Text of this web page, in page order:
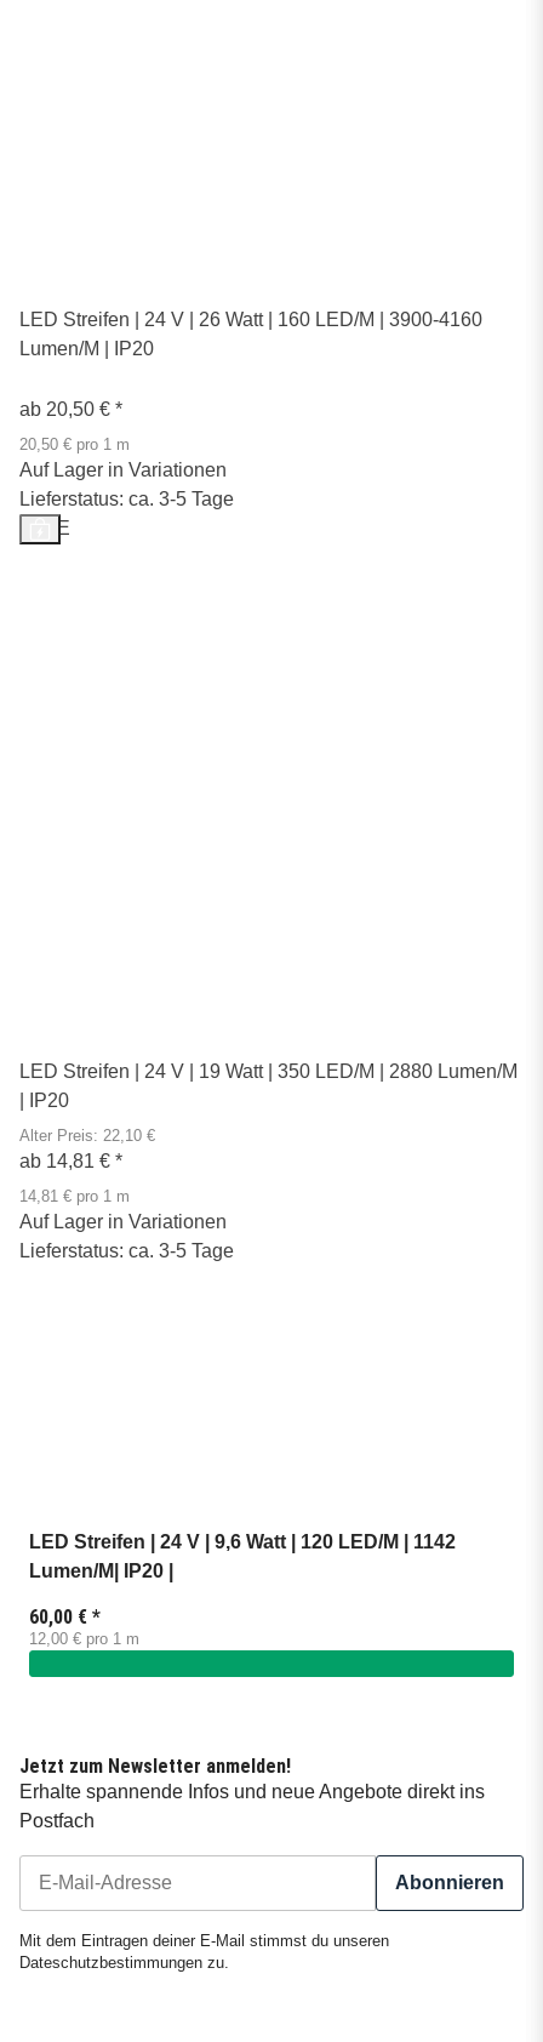
LED Streifen | 24 V | 26 Watt | 160 LED/M | 3900-4160
Lumen/M | IP20
ab 20,50 € *
20,50 € pro 1 m
Auf Lager in Variationen
Lieferstatus: ca. 3-5 Tage
SALE
LED Streifen | 24 V | 19 Watt | 350 LED/M | 2880 Lumen/M
| IP20
Alter Preis: 22,10 €
ab 14,81 € *
14,81 € pro 1 m
Auf Lager in Variationen
Lieferstatus: ca. 3-5 Tage
LED Streifen | 24 V | 9,6 Watt | 120 LED/M | 1142
Lumen/M| IP20 |
60,00 € *
12,00 € pro 1 m
Jetzt zum Newsletter anmelden!
Erhalte spannende Infos und neue Angebote direkt ins
Postfach
Abonnieren
Mit dem Eintragen deiner E-Mail stimmst du unseren
Dateschutzbestimmungen zu.